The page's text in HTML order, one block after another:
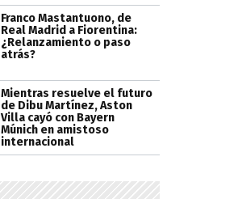
Franco Mastantuono, de
Real Madrid a Fiorentina:
¿Relanzamiento o paso
atrás?
Mientras resuelve el futuro
de Dibu Martínez, Aston
Villa cayó con Bayern
Múnich en amistoso
internacional